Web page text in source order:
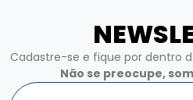
Cadastre-se e fique por dentro
Não se preocupe,